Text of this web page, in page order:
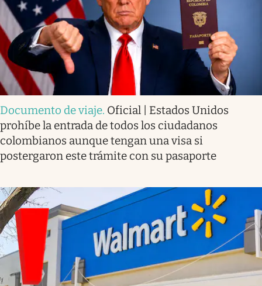
Documento de viaje. Oficial | Estados Unidos
prohíbe la entrada de todos los ciudadanos
colombianos aunque tengan una visa si
postergaron este trámite con su pasaporte